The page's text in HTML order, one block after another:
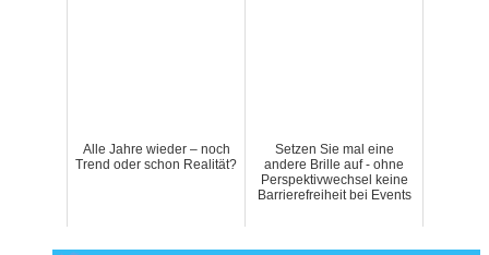
Alle Jahre wieder – noch
Trend oder schon Realität?
Setzen Sie mal eine
andere Brille auf - ohne
Perspektivwechsel keine
Barrierefreiheit bei Events